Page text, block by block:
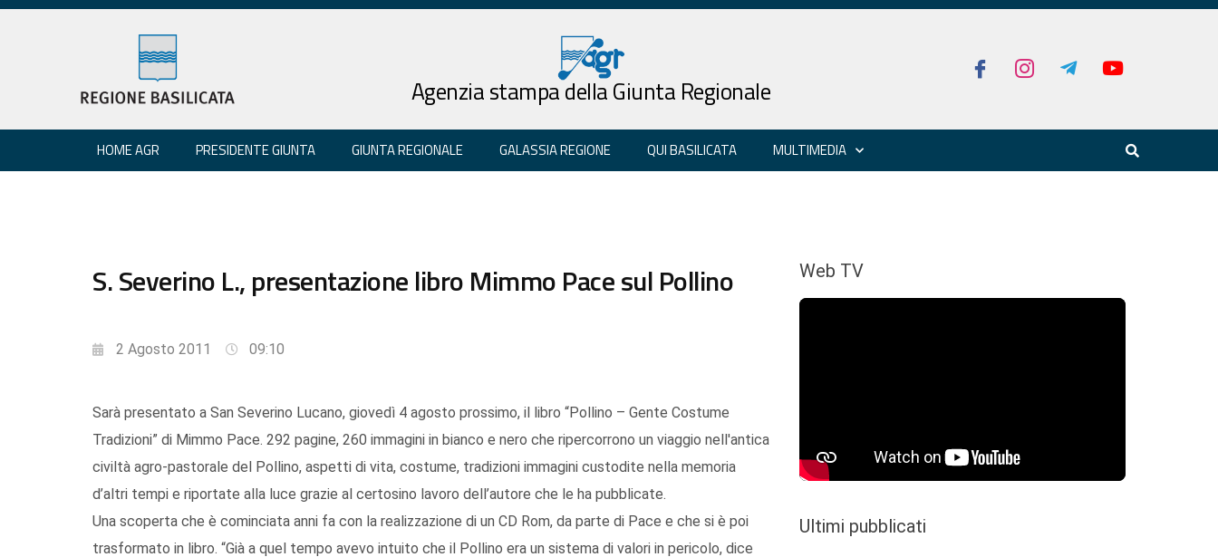
Agenzia stampa della Giunta Regionale
HOME AGR PRESIDENTE GIUNTA GIUNTA REGIONALE GALASSIA REGIONE QUI BASILICATA MULTIMEDIA
S. Severino L., presentazione libro Mimmo Pace sul Pollino
2 Agosto 2011 09:10
Sarà presentato a San Severino Lucano, giovedì 4 agosto prossimo, il libro “Pollino – Gente Costume
Tradizioni” di Mimmo Pace. 292 pagine, 260 immagini in bianco e nero che ripercorrono un viaggio nell'antica
civiltà agro-pastorale del Pollino, aspetti di vita, costume, tradizioni immagini custodite nella memoria
d’altri tempi e riportate alla luce grazie al certosino lavoro dell’autore che le ha pubblicate.
Una scoperta che è cominciata anni fa con la realizzazione di un CD Rom, da parte di Pace e che si è poi
trasformato in libro. “Già a quel tempo avevo intuito che il Pollino era un sistema di valori in pericolo, dice
Web TV
Ultimi pubblicati